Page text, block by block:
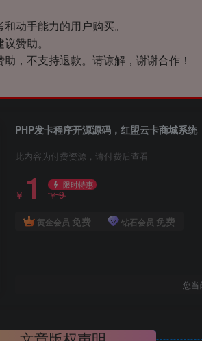
动手能力的用户购买。
赞助。
，不支持退款。请谅解，谢谢合作！
PHP发卡程序开源源码，红盟云卡商城系统
此内容为付费资源，请付费后查看
￥ 1 限时特惠
￥9
黄金会员 免费 钻石会员 免费
您当